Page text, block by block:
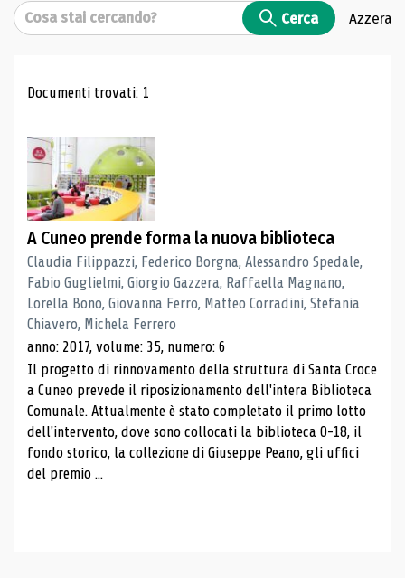
Cerca Cerca Azzera
Risultati di ricerca
Documenti trovati: 1
A Cuneo prende forma la nuova biblioteca
Claudia Filippazzi, Federico Borgna, Alessandro Spedale,
Fabio Guglielmi, Giorgio Gazzera, Raffaella Magnano,
Lorella Bono, Giovanna Ferro, Matteo Corradini, Stefania
Chiavero, Michela Ferrero
anno: 2017, volume: 35, numero: 6
Il progetto di rinnovamento della struttura di Santa Croce
a Cuneo prevede il riposizionamento dell'intera Biblioteca
Comunale. Attualmente è stato completato il primo lotto
dell'intervento, dove sono collocati la biblioteca 0-18, il
fondo storico, la collezione di Giuseppe Peano, gli uffici
del premio ...